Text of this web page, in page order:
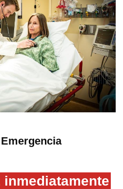
del Dolor
inmediatamente